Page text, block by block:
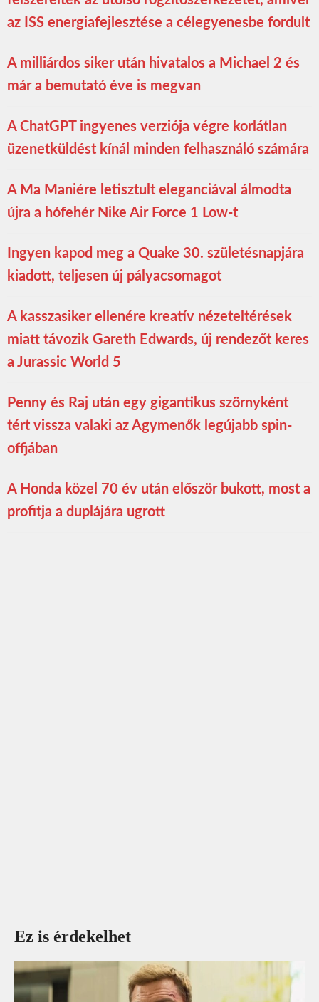
az ISS energiafejlesztése a célegyenesbe fordult
A milliárdos siker után hivatalos a Michael 2 és
már a bemutató éve is megvan
A ChatGPT ingyenes verziója végre korlátlan
üzenetküldést kínál minden felhasználó számára
A Ma Maniére letisztult eleganciával álmodta
újra a hófehér Nike Air Force 1 Low-t
Ingyen kapod meg a Quake 30. születésnapjára
kiadott, teljesen új pályacsomagot
A kasszasiker ellenére kreatív nézeteltérések
miatt távozik Gareth Edwards, új rendezőt keres
a Jurassic World 5
Penny és Raj után egy gigantikus szörnyként
tért vissza valaki az Agymenők legújabb spin-
offjában
A Honda közel 70 év után először bukott, most a
profitja a duplájára ugrott
Ez is érdekelhet